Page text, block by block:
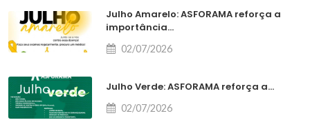
Julho Amarelo: ASFORAMA reforça a
importância...
02/07/2026
Julho Verde: ASFORAMA reforça a...
02/07/2026